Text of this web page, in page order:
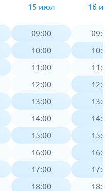
15 июл
09:00
10:00
11:00
12:00
13:00
14:00
15:00
16:00
17:00
18:00
16